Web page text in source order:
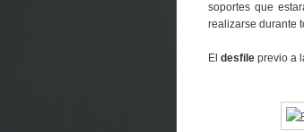
soportes que
realizarse durante
El desfile previo a